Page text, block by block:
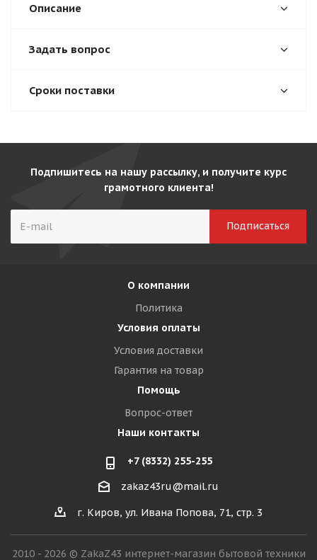
Описание
Задать вопрос
Сроки поставки
Подпишитесь на нашу рассылку, и получите курс
грамотного клиента!
О компании
Политика
Условия оплаты
Условия доставки
Гарантия на товар
Помощь
Вопрос-ответ
Наши контакты
+7 (8332) 255-255
zakaz43ru@mail.ru
г. Киров, ул. Ивана Попова, 71, стр. 3
2010 - 2026 © ZakaZ43 интернет-магазин бытовой техники